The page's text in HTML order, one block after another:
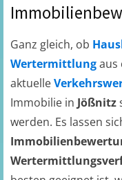
Ganz gleich, ob
Wertermittlungaus
aktuelle
Immobilie in Jößnitz
werden. Es lassen